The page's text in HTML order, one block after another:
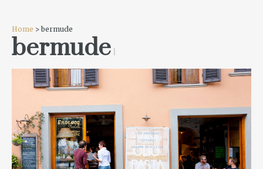
Home > bermude
bermude 1
READ MORE